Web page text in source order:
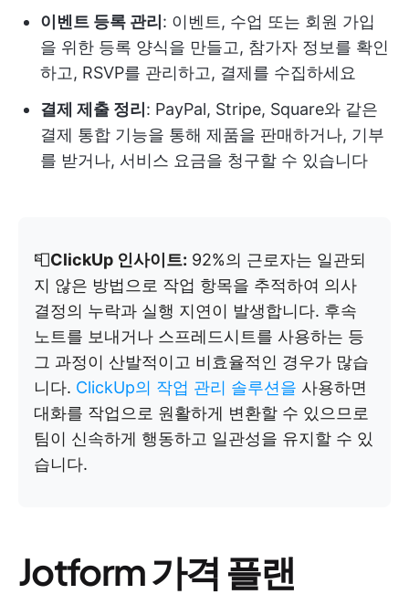
이벤트 등록 관리: 이벤트, 수업 또는 회원 가입
을 위한 등록 양식을 만들고, 참가자 정보를 확인
하고, RSVP를 관리하고, 결제를 수집하세요
결제 제출 정리: PayPal, Stripe, Square와 같은
결제 통합 기능을 통해 제품을 판매하거나, 기부
를 받거나, 서비스 요금을 청구할 수 있습니다
📮ClickUp 인사이트: 92%의 근로자는 일관되
지 않은 방법으로 작업 항목을 추적하여 의사
결정의 누락과 실행 지연이 발생합니다. 후속
노트를 보내거나 스프레드시트를 사용하는 등
그 과정이 산발적이고 비효율적인 경우가 많습
니다. ClickUp의 작업 관리 솔루션을 사용하면
대화를 작업으로 원활하게 변환할 수 있으므로
팀이 신속하게 행동하고 일관성을 유지할 수 있
습니다.
Jotform 가격 플랜